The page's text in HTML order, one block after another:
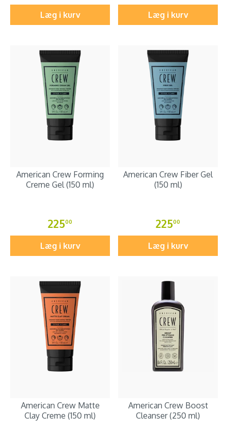
Læg i kurv Læg i kurv
American Crew Forming
Creme Gel (150 ml)
22500
Læg i kurv
American Crew Fiber Gel
(150 ml)
22500
Læg i kurv
American Crew Matte
Clay Creme (150 ml)
American Crew Boost
Cleanser (250 ml)